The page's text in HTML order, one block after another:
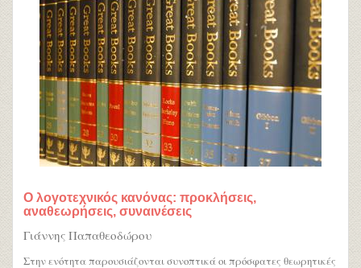
Ο λογοτεχνικός κανόνας: προκλήσεις,
αναθεωρήσεις, συναινέσεις
Γιάννης Παπαθεοδώρου
Στην ενότητα παρουσιάζονται συνοπτικά οι πρόσφατες θεωρητικές